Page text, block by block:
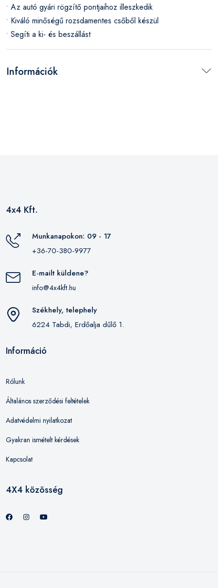
• Az autó gyári rögzítő pontjaihoz illeszkedik
• Kiváló minőségű rozsdamentes csőből készül
• Segíti a ki- és beszállást
Információk
4x4 Kft.
Munkanapokon: 09 - 17
+36-70-380-9977
E-mailt küldene?
info@4x4kft.hu
Székhely, telephely
6224 Tabdi, Erdőalja dűlő 1.
Információ
Rólunk
Általános szerződési feltételek
Adatvédelmi nyilatkozat
Gyakran ismételt kérdések
Kapcsolat
4X4 közösség